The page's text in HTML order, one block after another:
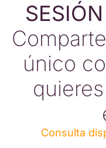
único
Consulta